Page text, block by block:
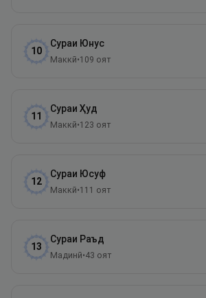
10
Сураи Юнус
Маккӣ•109 оят
11
Сураи Ҳуд
Маккӣ•123 оят
12
Сураи Юсуф
Маккӣ•111 оят
13
Сураи Раъд
Мадинӣ•43 оят